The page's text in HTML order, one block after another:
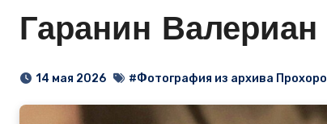
Гаранин
14 мая 2026 #Фотография из архива